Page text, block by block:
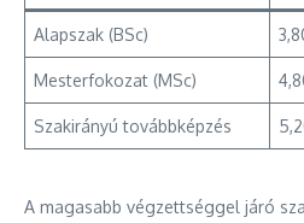
Alapszak (BSc)
Mesterfokozat (MSc)
Szakirányú továbbképzés
A magasabb végzettséggel járó